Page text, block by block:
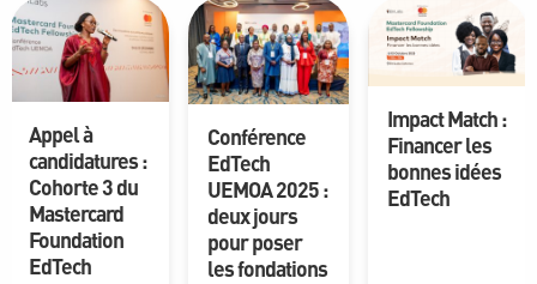
Appel à
candidatures :
Cohorte 3 du
Mastercard
Foundation
EdTech
Conférence
EdTech
UEMOA 2025 :
deux jours
pour poser
les fondations
Impact Match :
Financer les
bonnes idées
EdTech